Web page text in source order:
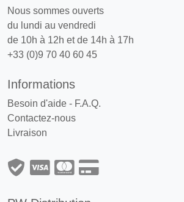
Nous sommes ouverts
du lundi au vendredi
de 10h à 12h et de 14h à 17h
+33 (0)9 70 40 60 45
Informations
Besoin d'aide - F.A.Q.
Contactez-nous
Livraison